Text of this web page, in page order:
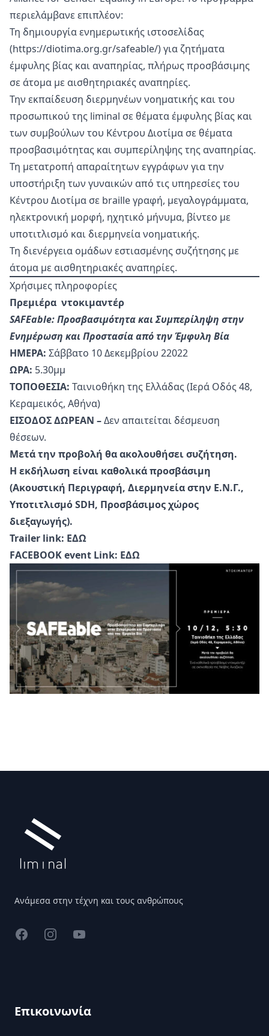
περιελάμβανε επιπλέον:
Τη δημιουργίαενημερωτικής ιστοσελίδας
(https://diotima.org.gr/safeable/) για ζητήματα
έμφυλης βίας και αναπηρίας, πλήρως προσβάσιμης
σε άτομα με αισθητηριακές αναπηρίες.
Την εκπαίδευση διερμηνέων νοηματικής και του
προσωπικού της liminal σε θέματα έμφυλης βίας και
των συμβούλων του Κέντρου Διοτίμα σε θέματα
προσβασιμότητας και συμπερίληψης της αναπηρίας.
Τη μετατροπή απαραίτητων εγγράφων για την
υποστήριξη των γυναικών από τις υπηρεσίες του
Κέντρου Διοτίμα σε braille γραφή, μεγαλογράμματα,
ηλεκτρονική μορφή, ηχητικό μήνυμα, βίντεο με
υποτιτλισμό και διερμηνεία νοηματικής.
Τη διενέργεια ομάδων εστιασμένης συζήτησης με
άτομα με αισθητηριακές αναπηρίες.
Χρήσιμες πληροφορίες
Πρεμιέρα ντοκιμαντέρ
SAFEable: Προσβασιμότητα και Συμπερίληψη στην
Ενημέρωση και Προστασία από την Έμφυλη Βία
ΗΜΕΡΑ: Σάββατο 10 Δεκεμβρίου 22022
ΩΡΑ: 5.30μμ
ΤΟΠΟΘΕΣΙΑ: Ταινιοθήκη της Ελλάδας (Ιερά Οδός 48,
Κεραμεικός, Αθήνα)
ΕΙΣΟΔΟΣ ΔΩΡΕΑΝ –Δεν απαιτείται δέσμευση
θέσεων.
Μετά την προβολή θα ακολουθήσει συζήτηση.
Η εκδήλωση είναι καθολικά προσβάσιμη
(Ακουστική Περιγραφή, Διερμηνεία στην Ε.Ν.Γ.,
Υποτιτλισμό SDH, Προσβάσιμος χώρος
διεξαγωγής).
Trailer link: ΕΔΩ
FACEBOOK event Link: ΕΔΩ
Ανάμεσα στην τέχνη και τους ανθρώπους
FacebookInstagramYouTube
Επικοινωνία